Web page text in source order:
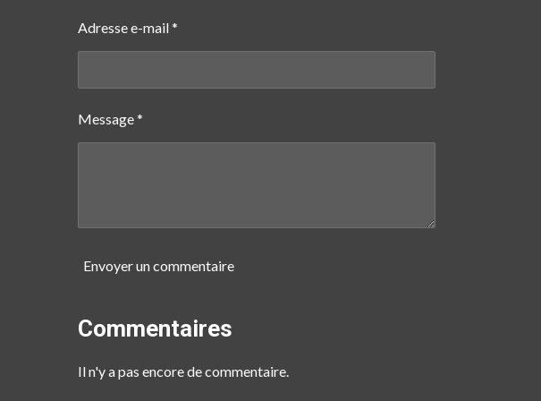
Adresse e-mail *
Message *
Envoyer un commentaire
Commentaires
Il n'y a pas encore de commentaire.